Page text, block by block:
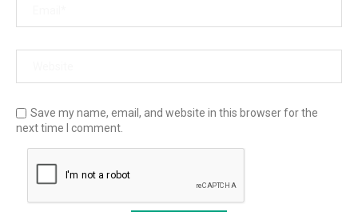
Save my name, email, and website in this browser for the
next time I comment.